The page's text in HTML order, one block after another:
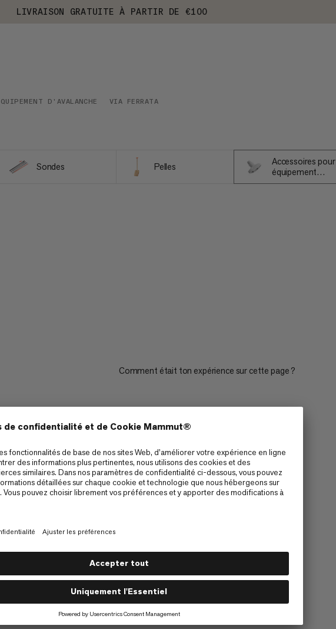
LIVRAISON GRATUITE À PARTIR DE €100
D'AVALANCHE VIA FERRATA
Sondes Pelles
Accessoires pour
équipement
d'avalanche
Comment était ton expérience sur cette page ?